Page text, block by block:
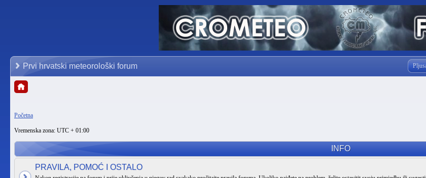
Prvi hrvatski meteorološki forum
Početna
Vremenska zona: UTC + 01:00
INFO
PRAVILA, POMOĆ I OSTALO